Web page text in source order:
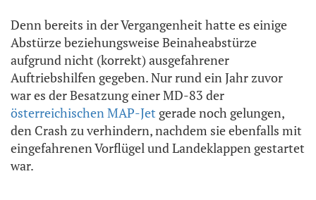
Denn bereits in der Vergangenheit hatte es einige
Abstürze beziehungsweise Beinaheabstürze
aufgrund nicht (korrekt) ausgefahrener
Auftriebshilfen gegeben. Nur rund ein Jahr zuvor
war es der Besatzung einer MD-83 der
österreichischen MAP-Jet gerade noch gelungen,
den Crash zu verhindern, nachdem sie ebenfalls mit
eingefahrenen Vorflügel und Landeklappen gestartet
war.